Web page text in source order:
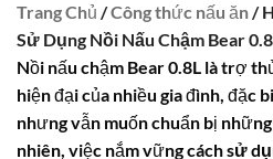
Trang Chủ /Công thức nấu ăn/
Sử Dụng Nồi Nấu Chậm Bear
Nồi nấu chậm Bear 0.8L là trợ
hiện đại của nhiều gia đình, đặc
nhưng vẫn muốn chuẩn bị
nhiên, việc nắm vữngcách sử